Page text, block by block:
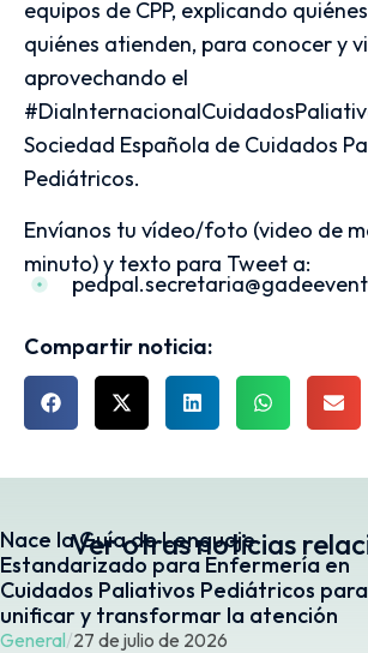
equipos de CPP, explicando
quiénes atienden, para conocer y
aprovechando el
Sociedad Española de Cuidados
Pediátricos.
Envíanos tu vídeo/foto (video de
minuto) y texto para Tweet a:
Compartir noticia:
Ver otras noticias
Nace la Guía de Lenguaje
Estandarizado para Enfermería en
Cuidados Paliativos Pediátricos para
unificar y transformar la atención
General/27 de julio de 2026